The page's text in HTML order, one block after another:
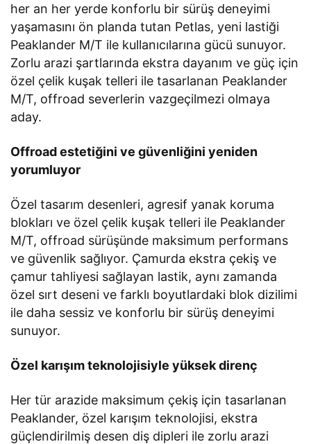
her an her yerde konforlu bir sürüş deneyimi
yaşamasını ön planda tutan Petlas, yeni lastiği
Peaklander M/T ile kullanıcılarına gücü sunuyor.
Zorlu arazi şartlarında ekstra dayanım ve güç için
özel çelik kuşak telleri ile tasarlanan Peaklander
M/T, offroad severlerin vazgeçilmezi olmaya
aday.
Offroad estetiğini ve güvenliğini yeniden
yorumluyor
Özel tasarım desenleri, agresif yanak koruma
blokları ve özel çelik kuşak telleri ile Peaklander
M/T, offroad sürüşünde maksimum performans
ve güvenlik sağlıyor. Çamurda ekstra çekiş ve
çamur tahliyesi sağlayan lastik, aynı zamanda
özel sırt deseni ve farklı boyutlardaki blok dizilimi
ile daha sessiz ve konforlu bir sürüş deneyimi
sunuyor.
Özel karışım teknolojisiyle yüksek direnç
Her tür arazide maksimum çekiş için tasarlanan
Peaklander, özel karışım teknolojisi, ekstra
güçlendirilmiş desen diş dipleri ile zorlu arazi